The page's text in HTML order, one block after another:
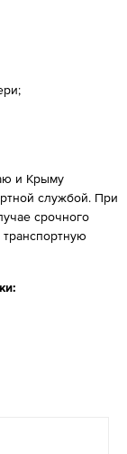
и Крыму
службой. При
срочного